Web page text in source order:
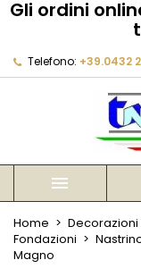
Gli ordini
Telefono: +39.0432

Home
Fondazioni
Magno
My
add_circle_outline Create new
Crea
Devi avere
prodotti nella